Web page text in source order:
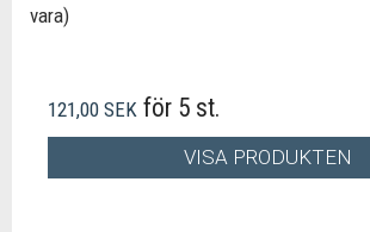
vara)
121,00 SEK för 5 st.
VISA PRODUKTEN